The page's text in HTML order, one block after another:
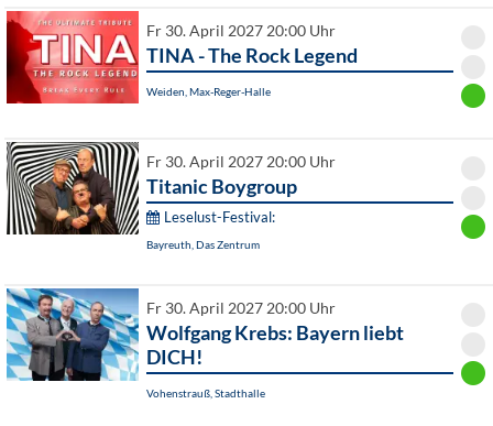
Fr 30. April 2027 20:00 Uhr
TINA - The Rock Legend
Weiden, Max-Reger-Halle
Fr 30. April 2027 20:00 Uhr
Titanic Boygroup
Leselust-Festival:
Bayreuth, Das Zentrum
Fr 30. April 2027 20:00 Uhr
Wolfgang Krebs: Bayern liebt
DICH!
Vohenstrauß, Stadthalle